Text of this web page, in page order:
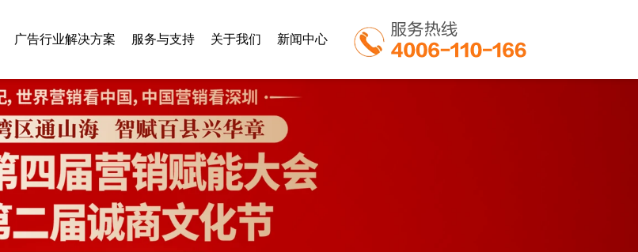
智慧乡村 垃圾分类
旅游行业 美容行业 房地产行业
广告行业解决方案 服务与支持 关于我们 新闻中心